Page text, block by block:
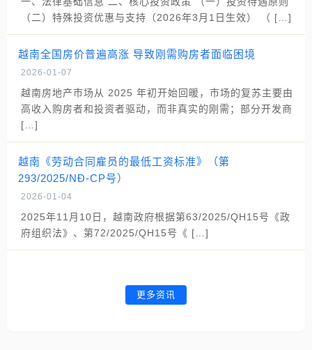
（二）特殊投资优惠与支持（2026年3月1日生效） （ […]
越南全国房价普遍高涨 导致刚需购房者面临困境
2026-01-07
越南房地产市场从 2025 年初开始回暖，市场的复苏主要由
高收入购房者和投资者驱动，而非真实的刚需；部分开发商
[…]
越南《劳动合同雇员的最低工资标准》（第
293/2025/NĐ-CP号）
2026-01-04
2025年11月10日，越南政府根据第63/2025/QH15号《政
府组织法》、第72/2025/QH15号《 […]
更多资讯